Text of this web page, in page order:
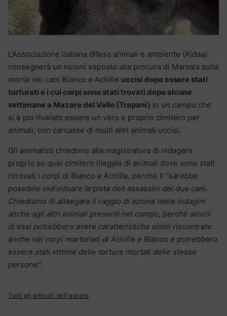
L’Associazione italiana difesa animali e ambiente (Aidaa)
consegnerà un nuovo esposto alla procura di Marsala sulla
morte dei cani Blanco e Achille uccisi dopo essere stati
torturati e i cui corpi sono stati trovati dopo alcune
settimane a Mazara del Vallo (Trapani) in un campo che
si è poi rivelato essere un vero e proprio cimitero per
animali, con carcasse di molti altri animali uccisi.
Gli animalisti chiedono alla magistratura di indagare
proprio su quel cimitero illegale di animali dove sono stati
ritrovati i corpi di Blanco e Achille, perchè li “sarebbe
possibile individuare la pista deli assassini dei due cani.
Chiediamo di allaegare il raggio di azione delle indagini
anche agli altri animali presenti nel campo, perchè alcuni
di essi potrebbero avere caratteristiche simili riscontrate
anche nei corpi martoriati di Achille e Blanco e potrebbero
essere stati vittime delle torture mortali delle stesse
persone”.
Tutti gli articoli dell'autore